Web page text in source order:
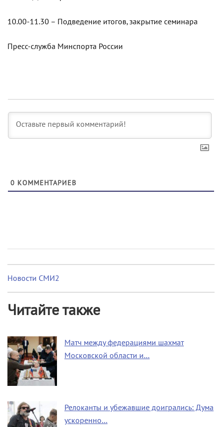
10.00-11.30 – Подведение итогов, закрытие семинара
Пресс-служба Минспорта России
0 КОММЕНТАРИЕВ
Новости СМИ2
Читайте также
Матч между федерациями шахмат
Московской области и…
Релоканты и убежавшие доигрались: Дума
ускоренно…